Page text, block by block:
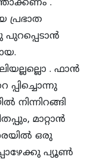
.
പ്രഭാത
. ഫാന്‍
പ്പിച്ചൊന്നു
നിന്നിറങ്ങി
മാറ്റാന്‍
ഒരു
പ്യൂണ്‍